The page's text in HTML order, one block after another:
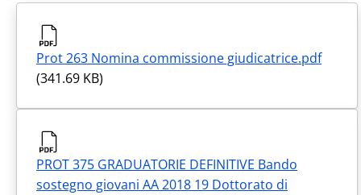
Prot 263 Nomina commissione giudicatrice.pdf
(341.69 KB)
PROT 375 GRADUATORIE DEFINITIVE Bando
sostegno giovani AA 2018 19 Dottorato di